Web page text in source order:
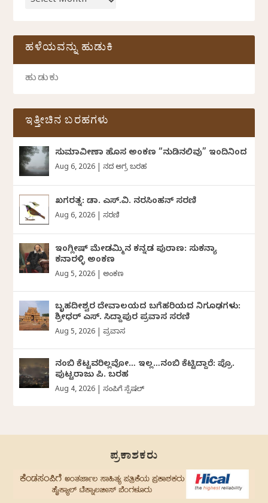
ಹಳೆಯವನ್ನು ಹುಡುಕಿ
ಇತ್ತೀಚಿನ ಬರಹಗಳು
ಸುಮಾವೀಣಾ ಹೊಸ ಅಂಕಣ “ನುಡಿನಲಿವು” ಇಂದಿನಿಂದ
Aug 6, 2026 ದಿನದ ಅಗ್ರ ಬರಹ
ಖಗರತ್ನ: ಡಾ. ಎಸ್.ವಿ. ನರಸಿಂಹನ್‌‌ ಸರಣಿ
Aug 6, 2026 ಸರಣಿ
ಇಂಗ್ಲೀಷ್ ಮೇಡಮ್ಮಿನ ಕನ್ನಡ ಪುರಾಣ: ಸುಕನ್ಯಾ
ಕನಾರಳ್ಳಿ ಅಂಕಣ
Aug 5, 2026 ಅಂಕಣ
ಬೃಹದೀಶ್ವರ ದೇವಾಲಯದ ಬಗೆಹರಿಯದ ನಿಗೂಢಗಳು:
ಶ್ರೀಧರ್‌ ಎಸ್.‌ ಸಿದ್ದಾಪುರ ಪ್ರವಾಸ ಸರಣಿ
Aug 5, 2026 ಪ್ರವಾಸ
ನಂಬಿ ಕೆಟ್ಟವರಿಲ್ಲವೋ… ಇಲ್ಲ…ನಂಬಿ ಕೆಟ್ಟಿದ್ದಾರೆ: ಪ್ರೊ.
ಪುಟ್ಟರಾಜು ಪಿ. ಬರಹ
Aug 4, 2026 ಸಂಪಿಗೆ ಸ್ಪೆಷಲ್
ಪ್ರಕಾಶಕರು